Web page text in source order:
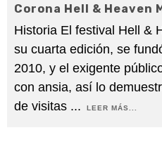
Corona Hell & Heaven
Historia El festival Hell &
su cuarta edición, se
2010, y el exigente
con ansia, así lo
de visitas ... LEER MÁS...